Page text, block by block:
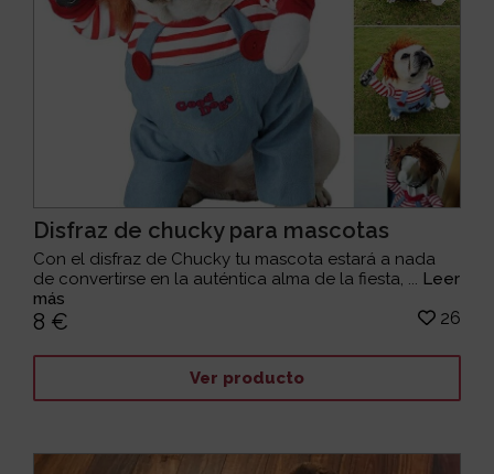
Disfraz de chucky para mascotas
Con el disfraz de Chucky tu mascota estará a nada
de convertirse en la auténtica alma de la fiesta, ... Leer
más
8 € 26
Ver producto